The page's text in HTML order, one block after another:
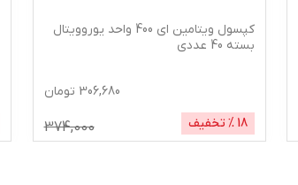
کپسول ویتامین ای 400 واحد یوروویتال
بسته 40 عددی
306,680 تومان
18 % تخفیف 374,000